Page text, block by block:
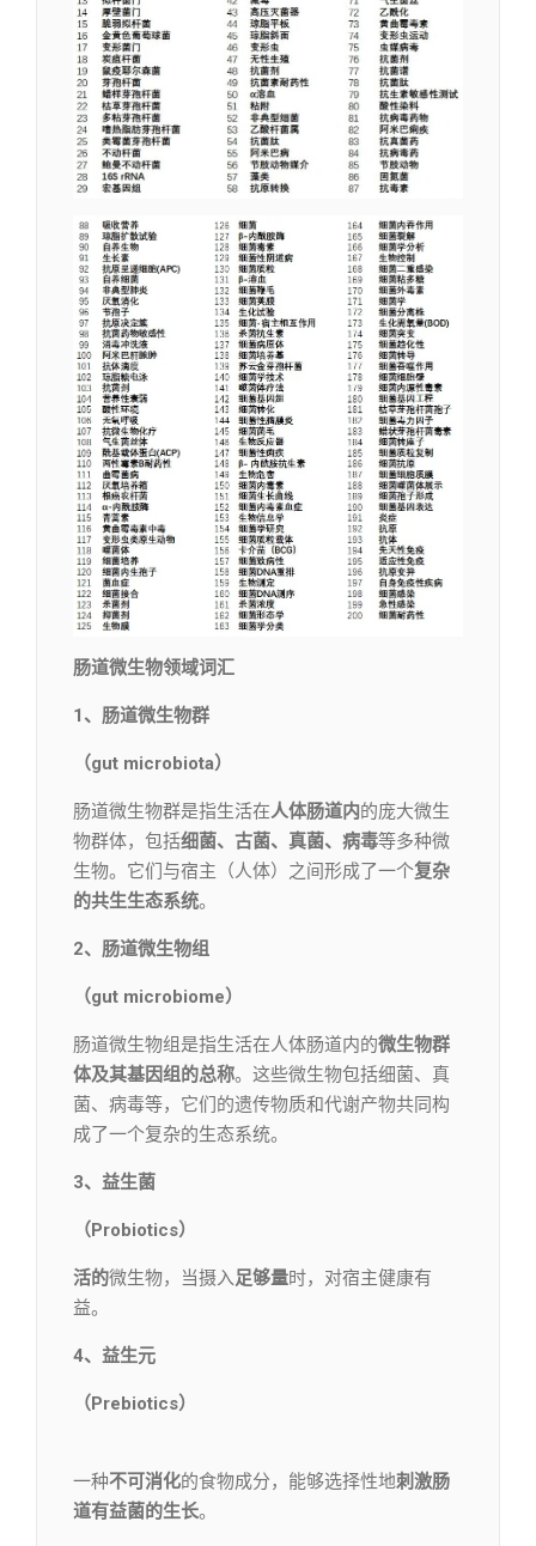
肠道微生物领域词汇
1、肠道微生物群
（gut microbiota）
肠道微生物群是指生活在人体肠道内的庞大微生
物群体，包括细菌、古菌、真菌、病毒等多种微
生物。它们与宿主（人体）之间形成了一个复杂
的共生生态系统。
2、肠道微生物组
（gut microbiome）
肠道微生物组是指生活在人体肠道内的微生物群
体及其基因组的总称。这些微生物包括细菌、真
菌、病毒等，它们的遗传物质和代谢产物共同构
成了一个复杂的生态系统。
3、益生菌
（Probiotics）
活的微生物，当摄入足够量时，对宿主健康有
益。
4、益生元
（Prebiotics）
一种不可消化的食物成分，能够选择性地刺激肠
道有益菌的生长。